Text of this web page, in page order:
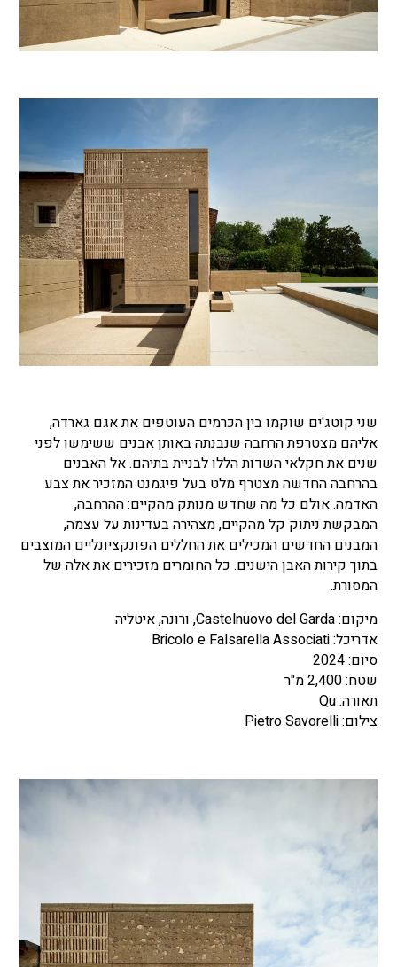
שני קוטג'ים שוקמו בין הכרמים העוטפים את אגם גארדה,
אליהם מצטרפת הרחבה שנבנתה באותן אבנים ששימשו לפני
שנים את חקלאי השדות הללו לבניית בתיהם. אל האבנים
בהרחבה החדשה מצטרף מלט בעל פיגמנט המזכיר את צבע
האדמה. אולם כל מה שחדש מנותק מהקיים: ההרחבה,
המבקשת ניתוק קל מהקיים, מצהירה בעדינות על עצמה,
המבנים החדשים המכילים את החללים הפונקציונליים המוצבים
בתוך קירות האבן הישנים. כל החומרים מזכירים את אלה של
המסורת.
מיקום: Castelnuovo del Garda, ורונה, איטליה
אדריכל: Bricolo e Falsarella Associati
סיום: 2024
שטח: 2,400 מ"ר
תאורה: Qu
צילום: Pietro Savorelli